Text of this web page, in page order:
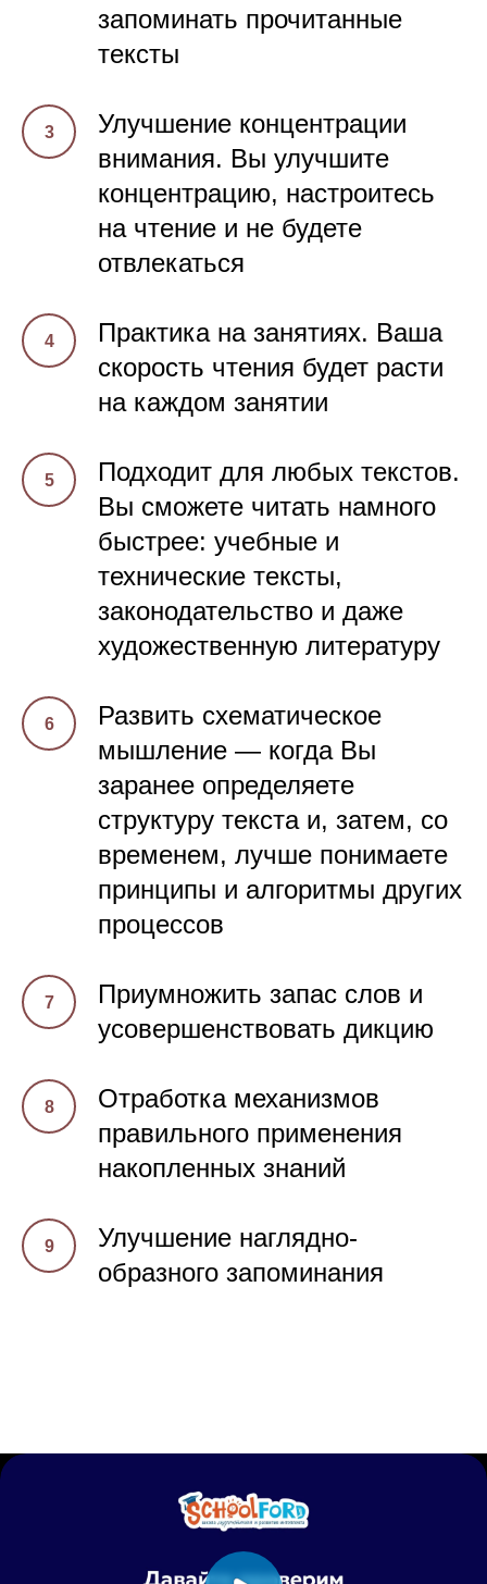
запоминать прочитанные
тексты
Улучшение концентрации
внимания. Вы улучшите
концентрацию, настроитесь
на чтение и не будете
отвлекаться
Практика на занятиях. Ваша
скорость чтения будет расти
на каждом занятии
Подходит для любых текстов.
Вы сможете читать намного
быстрее: учебные и
технические тексты,
законодательство и даже
художественную литературу
Развить схематическое
мышление — когда Вы
заранее определяете
структуру текста и, затем, со
временем, лучше понимаете
принципы и алгоритмы других
процессов
Приумножить запас слов и
усовершенствовать дикцию
Отработка механизмов
правильного применения
накопленных знаний
Улучшение наглядно-
образного запоминания